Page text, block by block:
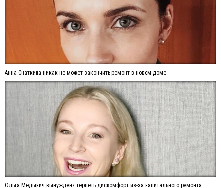
Анна Снаткина никак не может закончить ремонт в новом доме
Ольга Медынич вынуждена терпеть дискомфорт из-за капитального ремонта